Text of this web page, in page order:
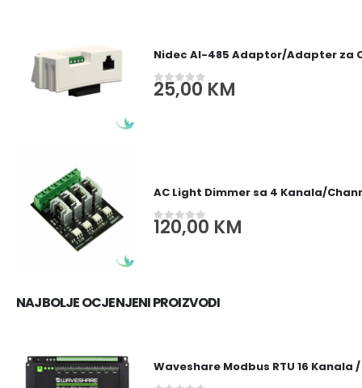
Nidec AI-485 Adaptor/Adapter za
0out of 5
25,00KM
AC Light Dimmer sa 4 Kanala/
out of 5
120,00 KM
NAJBOLJE OCJENJENI PROIZVODI
Waveshare Modbus RTU 16